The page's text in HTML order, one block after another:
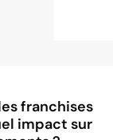
franchises
impact sur